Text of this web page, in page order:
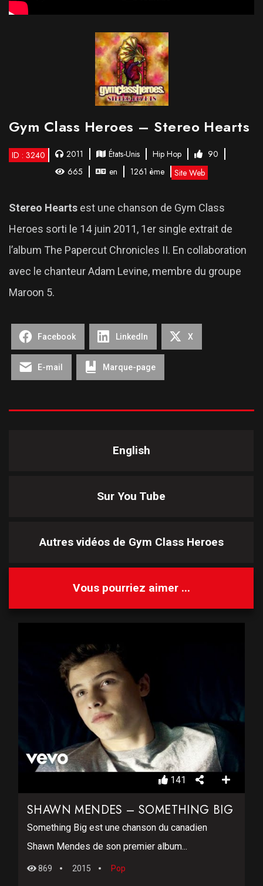
Gym Class Heroes – Stereo Hearts
ID : 3240 2011 États-Unis Hip Hop
90
665
en 1261 ème Site Web
Stereo Hearts est une chanson de Gym Class
Heroes sorti le 14 juin 2011, 1er single extrait de
l’album The Papercut Chronicles II. En collaboration
avec le chanteur Adam Levine, membre du groupe
Maroon 5.
Facebook LinkedIn X
E-mail Marque-page
English
Sur You Tube
Autres vidéos de Gym Class Heroes
Vous pourriez aimer ...
141
SHAWN MENDES – SOMETHING BIG
Something Big est une chanson du canadien
Shawn Mendes de son premier album...
869 2015 Pop